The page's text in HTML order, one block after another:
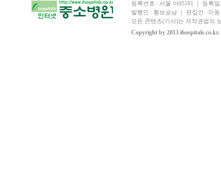
등록번호 : 서울 아05181 ｜ 등록
발행인 : 황보승남 ｜ 편집인 : 이
모든 콘텐츠(기사)는 저작권법의
Copyright by 2013 ihospitals.co.kr.